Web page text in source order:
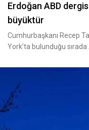
Erdoğan ABD
büyüktür
Cumhurbaşkanı Recep
York’ta bulunduğu